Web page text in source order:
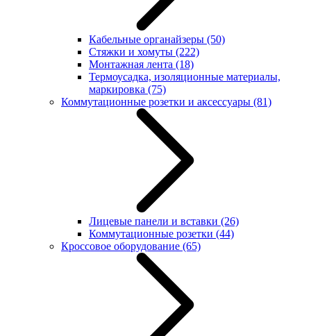
Кабельные органайзеры (50)
Стяжки и хомуты (222)
Монтажная лента (18)
Термоусадка, изоляционные материалы,
маркировка (75)
Коммутационные розетки и аксессуары (81)
Лицевые панели и вставки (26)
Коммутационные розетки (44)
Кроссовое оборудование (65)